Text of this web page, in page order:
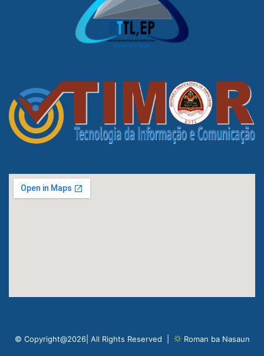
© Copyright@2026| All Rights Reserved | Roman ba Nasaun